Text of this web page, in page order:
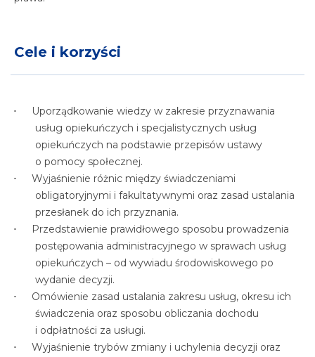
Cele i korzyści
Uporządkowanie wiedzy w zakresie przyznawania
usług opiekuńczych i specjalistycznych usług
opiekuńczych na podstawie przepisów ustawy
o pomocy społecznej.
Wyjaśnienie różnic między świadczeniami
obligatoryjnymi i fakultatywnymi oraz zasad ustalania
przesłanek do ich przyznania.
Przedstawienie prawidłowego sposobu prowadzenia
postępowania administracyjnego w sprawach usług
opiekuńczych – od wywiadu środowiskowego po
wydanie decyzji.
Omówienie zasad ustalania zakresu usług, okresu ich
świadczenia oraz sposobu obliczania dochodu
i odpłatności za usługi.
Wyjaśnienie trybów zmiany i uchylenia decyzji oraz